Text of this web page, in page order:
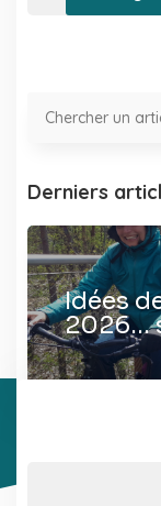
Derniers
Idées
2026…